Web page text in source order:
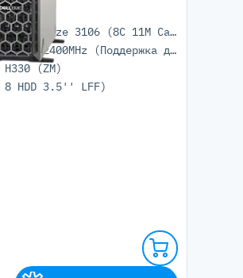
1x Intel Xeon Bronze 3106 (8C 11M Cache 1.70 GHz)
16GB DDR4 RDIMM 2400MHz (Поддержка до 1Tb максимально, 16 RDIMM портов)
(ZM)
8 HDD 3.5'' LFF)